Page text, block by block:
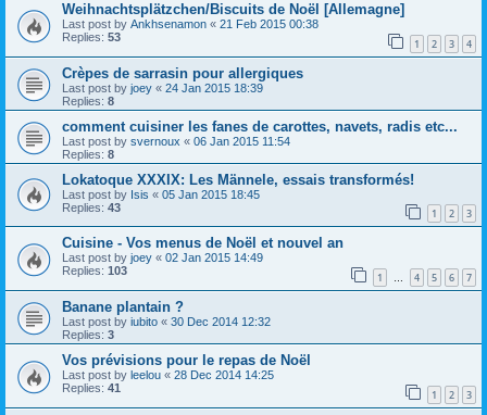
Weihnachtsplätzchen/Biscuits de Noël [Allemagne]
Last post by Ankhsenamon « 21 Feb 2015 00:38
Replies: 53 1 2 3 4
Crèpes de sarrasin pour allergiques
Last post by joey « 24 Jan 2015 18:39
Replies: 8
comment cuisiner les fanes de carottes, navets, radis etc...
Last post by svernoux « 06 Jan 2015 11:54
Replies: 8
Lokatoque XXXIX: Les Männele, essais transformés!
Last post by Isis « 05 Jan 2015 18:45
Replies: 43 1 2 3
Cuisine - Vos menus de Noël et nouvel an
Last post by joey « 02 Jan 2015 14:49
Replies: 103 1 … 4 5 6 7
Banane plantain ?
Last post by iubito « 30 Dec 2014 12:32
Replies: 3
Vos prévisions pour le repas de Noël
Last post by leelou « 28 Dec 2014 14:25
Replies: 41 1 2 3